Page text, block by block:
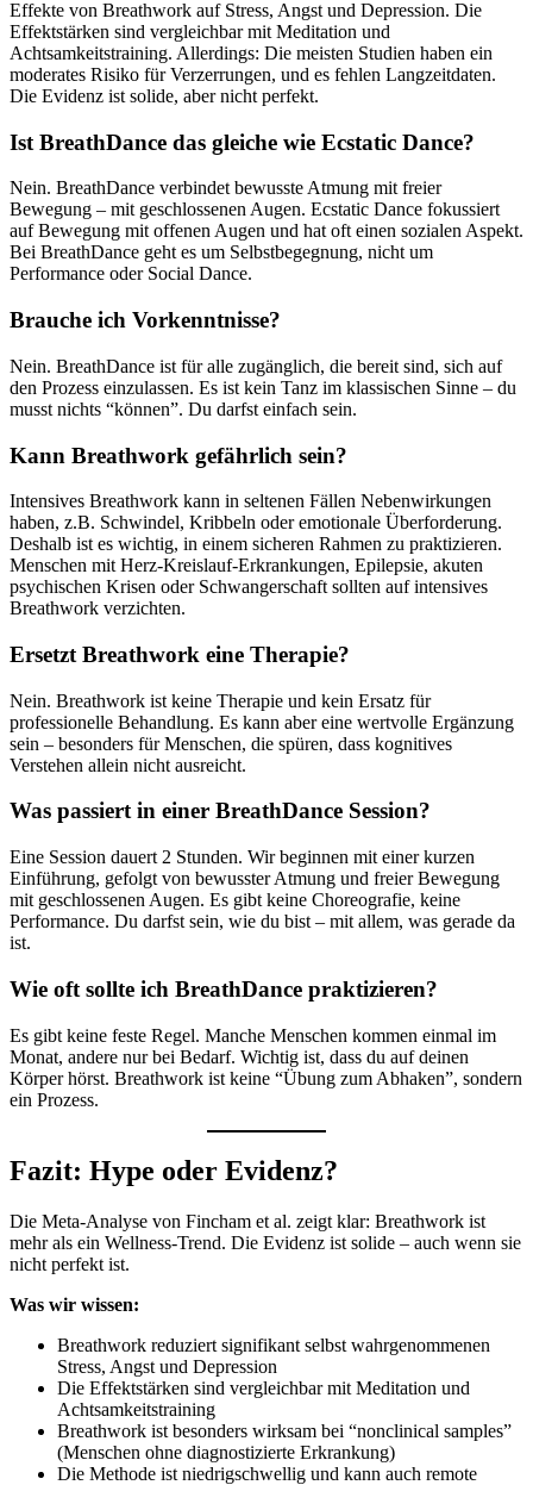
Effekte von Breathwork auf Stress, Angst und Depression. Die
Effektstärken sind vergleichbar mit Meditation und
Achtsamkeitstraining. Allerdings: Die meisten Studien haben ein
moderates Risiko für Verzerrungen, und es fehlen Langzeitdaten.
Die Evidenz ist solide, aber nicht perfekt.
Ist BreathDance das gleiche wie Ecstatic Dance?
Nein. BreathDance verbindet bewusste Atmung mit freier
Bewegung – mit geschlossenen Augen. Ecstatic Dance fokussiert
auf Bewegung mit offenen Augen und hat oft einen sozialen Aspekt.
Bei BreathDance geht es um Selbstbegegnung, nicht um
Performance oder Social Dance.
Brauche ich Vorkenntnisse?
Nein. BreathDance ist für alle zugänglich, die bereit sind, sich auf
den Prozess einzulassen. Es ist kein Tanz im klassischen Sinne – du
musst nichts “können”. Du darfst einfach sein.
Kann Breathwork gefährlich sein?
Intensives Breathwork kann in seltenen Fällen Nebenwirkungen
haben, z.B. Schwindel, Kribbeln oder emotionale Überforderung.
Deshalb ist es wichtig, in einem sicheren Rahmen zu praktizieren.
Menschen mit Herz-Kreislauf-Erkrankungen, Epilepsie, akuten
psychischen Krisen oder Schwangerschaft sollten auf intensives
Breathwork verzichten.
Ersetzt Breathwork eine Therapie?
Nein. Breathwork ist keine Therapie und kein Ersatz für
professionelle Behandlung. Es kann aber eine wertvolle Ergänzung
sein – besonders für Menschen, die spüren, dass kognitives
Verstehen allein nicht ausreicht.
Was passiert in einer BreathDance Session?
Eine Session dauert 2 Stunden. Wir beginnen mit einer kurzen
Einführung, gefolgt von bewusster Atmung und freier Bewegung
mit geschlossenen Augen. Es gibt keine Choreografie, keine
Performance. Du darfst sein, wie du bist – mit allem, was gerade da
ist.
Wie oft sollte ich BreathDance praktizieren?
Es gibt keine feste Regel. Manche Menschen kommen einmal im
Monat, andere nur bei Bedarf. Wichtig ist, dass du auf deinen
Körper hörst. Breathwork ist keine “Übung zum Abhaken”, sondern
ein Prozess.
Fazit: Hype oder Evidenz?
Die Meta-Analyse von Fincham et al. zeigt klar: Breathwork ist
mehr als ein Wellness-Trend. Die Evidenz ist solide – auch wenn sie
nicht perfekt ist.
Was wir wissen:
Breathwork reduziert signifikant selbst wahrgenommenen
Stress, Angst und Depression
Die Effektstärken sind vergleichbar mit Meditation und
Achtsamkeitstraining
Breathwork ist besonders wirksam bei “nonclinical samples”
(Menschen ohne diagnostizierte Erkrankung)
Die Methode ist niedrigschwellig und kann auch remote